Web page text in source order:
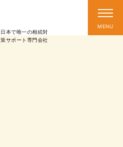
日本で唯一の相続対
策サポート 専門会社